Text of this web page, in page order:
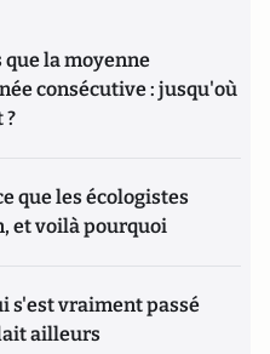
la moyenne
consécutive : jusqu'où
?
que les écologistes
et voilà pourquoi
s'est vraiment passé
ailleurs